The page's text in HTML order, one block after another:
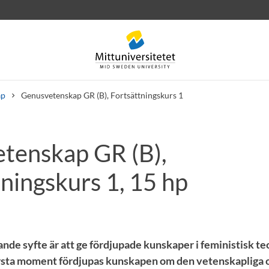
Genusvetenskap GR (B), Fortsättningskurs 1
Personal Lediga jobbGR (B),
1, 15 hp
syfte är att ge fördjupade kunskaper i feministisk
moment fördjupas kunskapen om den